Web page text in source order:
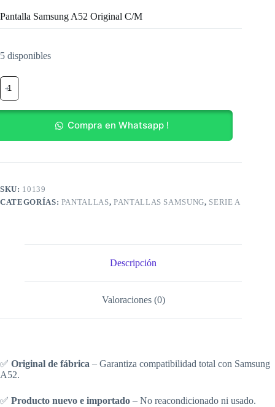
Pantalla Samsung A52 Original C/M
5 disponibles
Pantalla
Samsung
A52
Original
Compra en Whatsapp !
SKU: 10139
CATEGORÍAS: PANTALLAS, PANTALLAS SAMSUNG, SERIE A
Descripción
Valoraciones (0)
✅ Original de fábrica – Garantiza compatibilidad total con Samsung
A52.
✅ Producto nuevo e importado – No reacondicionado ni usado.